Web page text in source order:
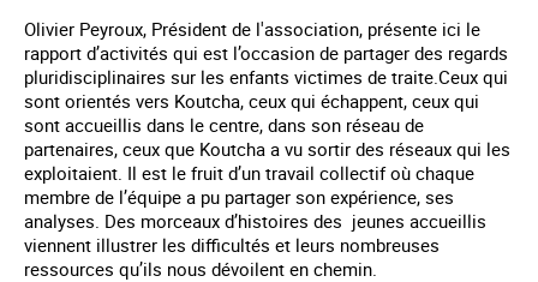
Olivier Peyroux, Président de l'association, présente ici le
rapport d’activités qui est l’occasion de partager des regards
pluridisciplinaires sur les enfants victimes de traite.Ceux qui
sont orientés vers Koutcha, ceux qui échappent, ceux qui
sont accueillis dans le centre, dans son réseau de
partenaires, ceux que Koutcha a vu sortir des réseaux qui les
exploitaient. Il est le fruit d’un travail collectif où chaque
membre de l’équipe a pu partager son expérience, ses
analyses. Des morceaux d’histoires des jeunes accueillis
viennent illustrer les difficultés et leurs nombreuses
ressources qu’ils nous dévoilent en chemin.